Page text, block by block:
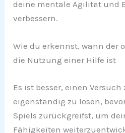
deine mentale Agilität und
verbessern.
Wie du erkennst, wann der
die Nutzung einer Hilfe ist
Es ist besser, einen Versuch
eigenständig zu lösen,
Spiels zurückgreifst, um
Fähigkeiten